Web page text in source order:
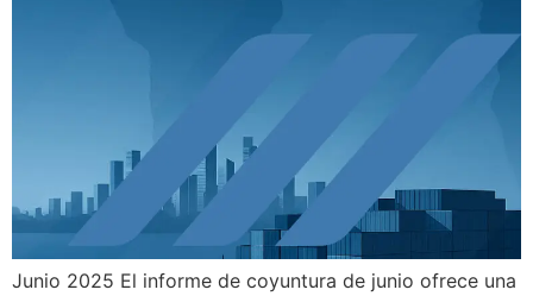
Junio 2025 El informe de coyuntura de junio ofrece una